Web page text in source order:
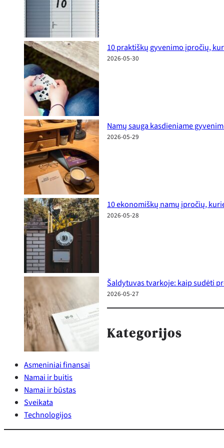
10 praktiškų gyvenimo įpročių,
2026-05-30
Namų sauga kasdieniame
2026-05-29
10 ekonomiškų namų įpročių,
2026-05-28
Šaldytuvas tvarkoje: kaip sudėti
2026-05-27
Kategorijos
Asmeniniai finansai
Namai ir buitis
Namai ir būstas
Sveikata
Technologijos